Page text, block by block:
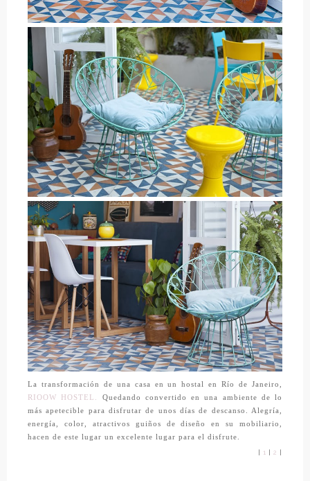
La transformación de una casa en un hostal en Río de Janeiro,
RIOOW HOSTEL.
Quedando convertido en una ambiente de lo
más apetecible para disfrutar de unos días de descanso. Alegría,
energía, color, atractivos guiños de diseño en su mobiliario,
hacen de este lugar un excelente lugar para el disfrute.
1 2